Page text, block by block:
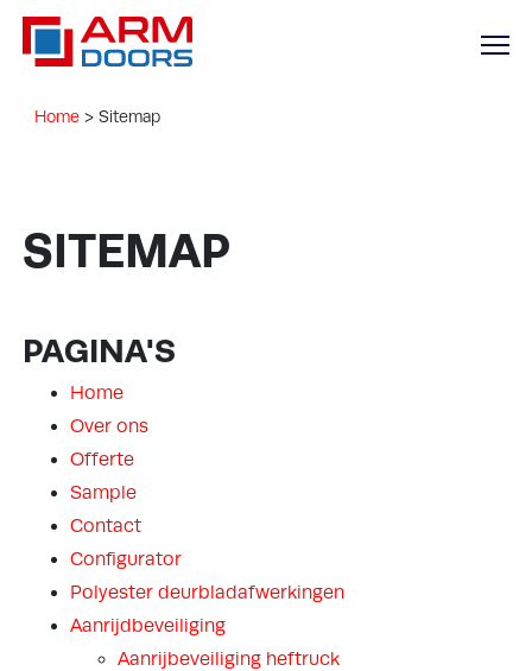
Home > Sitemap
SITEMAP
PAGINA'S
Home
Over ons
Offerte
Sample
Contact
Configurator
Polyester deurbladafwerkingen
Aanrijdbeveiliging
Aanrijbeveiliging heftruck